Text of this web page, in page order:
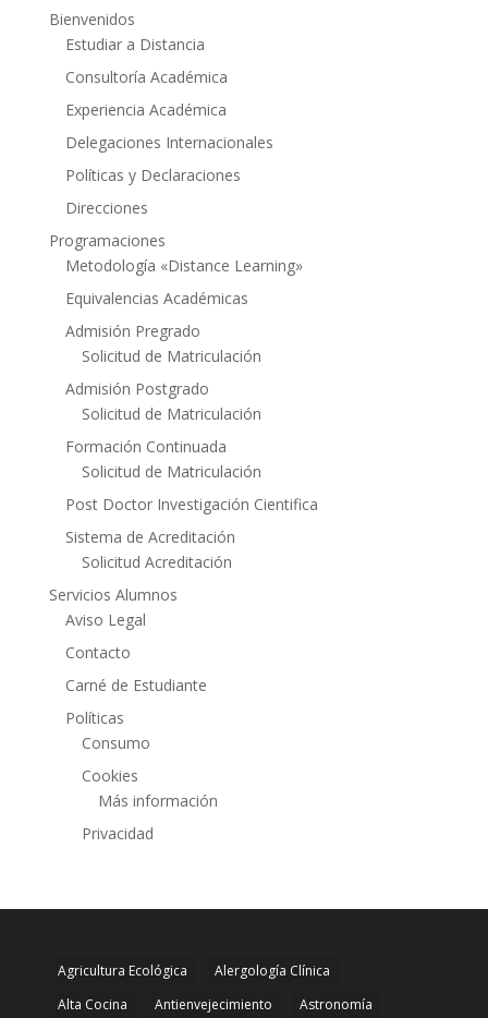
Bienvenidos
Estudiar a Distancia
Consultoría Académica
Experiencia Académica
Delegaciones Internacionales
Políticas y Declaraciones
Direcciones
Programaciones
Metodología «Distance Learning»
Equivalencias Académicas
Admisión Pregrado
Solicitud de Matriculación
Admisión Postgrado
Solicitud de Matriculación
Formación Continuada
Solicitud de Matriculación
Post Doctor Investigación Cientifica
Sistema de Acreditación
Solicitud Acreditación
Servicios Alumnos
Aviso Legal
Contacto
Carné de Estudiante
Políticas
Consumo
Cookies
Más información
Privacidad
Agricultura Ecológica
Alergología Clínica
Alta Cocina
Antienvejecimiento
Astronomía